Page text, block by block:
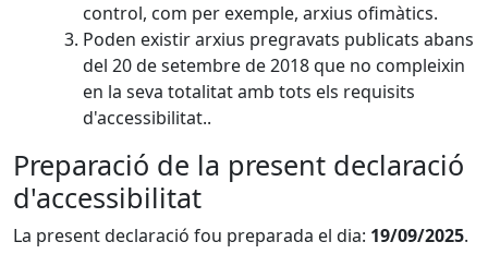
control, com per exemple, arxius ofimàtics.
Poden existir arxius pregravats publicats abans
del 20 de setembre de 2018 que no compleixin
en la seva totalitat amb tots els requisits
d'accessibilitat..
Preparació de la present declaració
d'accessibilitat
La present declaració fou preparada el dia: 19/09/2025.